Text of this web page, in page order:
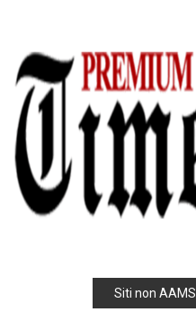
Siti non AAMS